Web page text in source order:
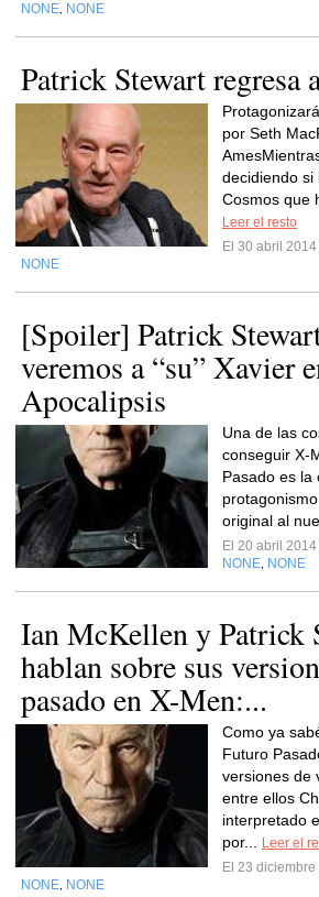
NONE NONE
Patrick Stewart regresa
por Seth
decidiendo si
Cosmos que
Leer el resto
El 30 abril
NONE
[Spoiler] Patrick
veremos a “su” Xavier
Apocalipsis
Una de las
conseguir X-
Pasado es la
original al
El 20 abril
NONE NONE
Ian McKellen y Patrick
hablan sobre sus
pasado en X-Men:...
Como ya
Futuro
versiones de
entre ellos
interpretado
por...
Leer el
El 23
NONE NONE